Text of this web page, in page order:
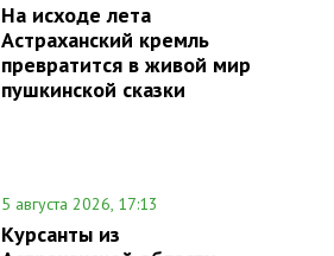
На исходе лета
Астраханский кремль
превратится в живой мир
пушкинской сказки
5 августа 2026, 17:13
Курсанты из